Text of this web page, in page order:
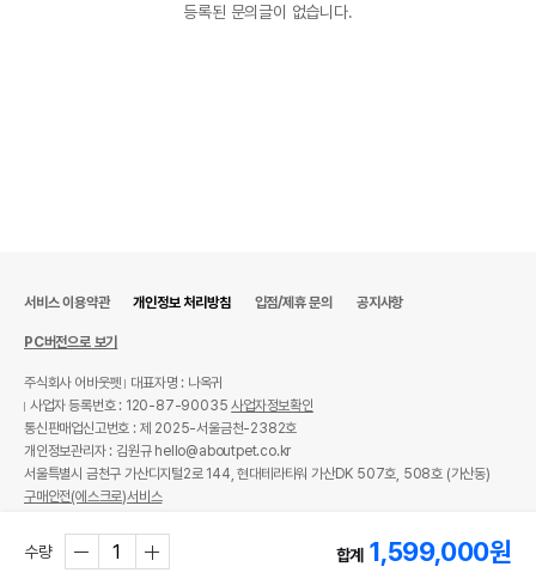
등록된 문의글이 없습니다.
수량 합계 1,599,000원
서비스 이용약관 개인정보 처리방침 입점/제휴 문의 공지사항
PC버전으로 보기
주식회사 어바웃펫
대표자명 : 나옥귀
사업자 등록번호 : 120-87-90035사업자정보확인
통신판매업신고번호 : 제 2025-서울금천-2382호
개인정보관리자 : 김원규 hello@aboutpet.co.kr
서울특별시 금천구 가산디지털2로 144, 현대테라타워 가산DK 507호, 508호 (가산동)
구매안전(에스크로)서비스